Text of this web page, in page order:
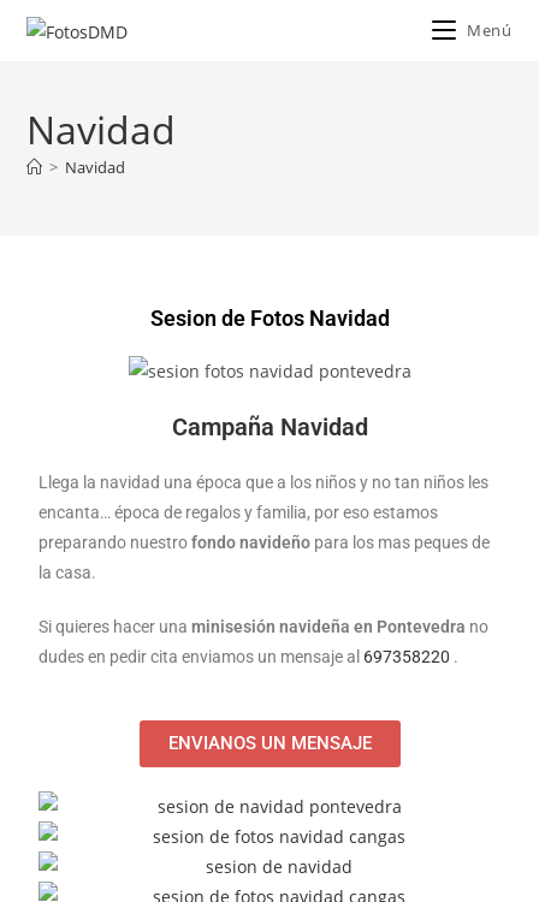
Menú
Navidad
> Navidad
Sesion de Fotos Navidad
Campaña Navidad
Llega la navidad una época que a los niños y no tan niños les
encanta… época de regalos y familia, por eso estamos
preparando nuestrofondo navideño para los mas peques de
la casa.
Si quieres hacer unaminisesión navideña en Pontevedra no
dudes en pedir cita enviamos un mensaje al 697358220 .
ENVIANOS UN MENSAJE